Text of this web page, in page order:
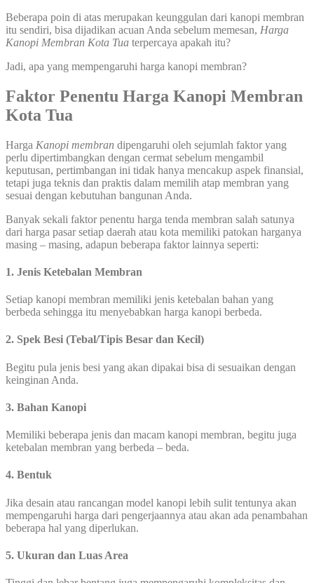
Beberapa poin di atas merupakan keunggulan dari kanopi membran
itu sendiri, bisa dijadikan acuan Anda sebelum memesan, Harga
Kanopi Membran Kota Tua terpercaya apakah itu?
Jadi, apa yang mempengaruhi harga kanopi membran?
Faktor Penentu Harga Kanopi Membran
Kota Tua
Harga Kanopi membran dipengaruhi oleh sejumlah faktor yang
perlu dipertimbangkan dengan cermat sebelum mengambil
keputusan, pertimbangan ini tidak hanya mencakup aspek finansial,
tetapi juga teknis dan praktis dalam memilih atap membran yang
sesuai dengan kebutuhan bangunan Anda.
Banyak sekali faktor penentu harga tenda membran salah satunya
dari harga pasar setiap daerah atau kota memiliki patokan harganya
masing – masing, adapun beberapa faktor lainnya seperti:
1. Jenis Ketebalan Membran
Setiap kanopi membran memiliki jenis ketebalan bahan yang
berbeda sehingga itu menyebabkan harga kanopi berbeda.
2. Spek Besi (Tebal/Tipis Besar dan Kecil)
Begitu pula jenis besi yang akan dipakai bisa di sesuaikan dengan
keinginan Anda.
3. Bahan Kanopi
Memiliki beberapa jenis dan macam kanopi membran, begitu juga
ketebalan membran yang berbeda – beda.
4. Bentuk
Jika desain atau rancangan model kanopi lebih sulit tentunya akan
mempengaruhi harga dari pengerjaannya atau akan ada penambahan
beberapa hal yang diperlukan.
5. Ukuran dan Luas Area